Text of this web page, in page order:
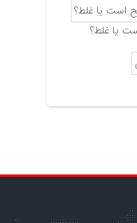
یا غلط؟